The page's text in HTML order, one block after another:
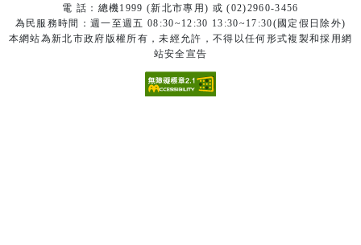
電 話：總機1999 (新北市專用) 或 (02)2960-3456
為民服務時間：週一至週五 08:30~12:30 13:30~17:30(國定假日除外)
本網站為新北市政府版權所有，未經允許，不得以任何形式複製和採用網
站安全宣告